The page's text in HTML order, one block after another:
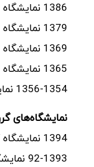
1386 نمایشگاه انفرادی، موزه شهر زیگبورگ، زیگبورگ، آلمان
1379 نمایشگاه انفرادی در موزه شهر تروسدورف
1369 نمایشگاه انفرادی مرکز فرهنگی بروتفابریک، بُن
1365 نمایشگاه انفرادی در دانشگاه تور، تور، فرانسه
1356-1354 نمایشگاه‌های متعدد انفرادی و گروهی در تهران، اصفهان، رشت، و سمنان، ایران
نمایشگاه‌های
1394 نمایشگاه گروهی، مرکز موسسه هنری راینزیک، خانه هنر تروسدورف
92-1393 نمایشگاه گروهی خانه هنر تروسدورف